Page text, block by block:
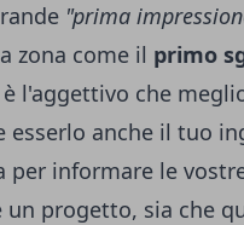
"prima
zona come il primo
l'aggettivo che
anche il tuo
per informare le
progetto, sia che